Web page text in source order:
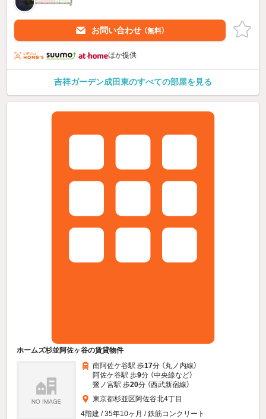
お問い合わせ （無料）
ほか提供
吉祥ガーデン成田東のすべての部屋を見る
ホームズ杉並阿佐ヶ谷の賃貸物件
南阿佐ケ谷駅 歩17分 （丸ノ内線）
阿佐ケ谷駅 歩9分 （中央線など）
鷺ノ宮駅 歩20分 （西武新宿線）
東京都杉並区阿佐谷北4丁目
4階建 / 35年10ヶ月 / 鉄筋コンクリート